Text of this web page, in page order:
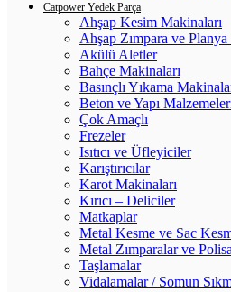
Catpower Yedek Parça
Ahşap Kesim Makinaları
Ahşap Zımpara ve Planya
Akülü Aletler
Bahçe Makinaları
Basınçlı Yıkama
Beton ve Yapı
Çok Amaçlı
Frezeler
Isıtıcı ve Üfleyiciler
Karıştırıcılar
Karot Makinaları
Kırıcı – Deliciler
Matkaplar
Metal Kesme ve Sac
Metal Zımparalar ve
Taşlamalar
Vidalamalar / Somun